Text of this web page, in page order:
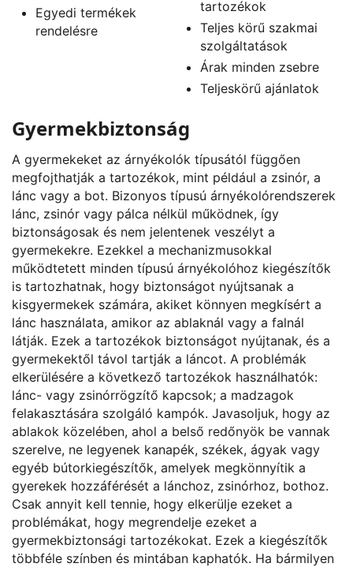
Egyedi termékek
rendelésre
tartozékok
Teljes körű szakmai
szolgáltatások
Árak minden zsebre
Teljeskörű ajánlatok
Gyermekbiztonság
A gyermekeket az árnyékolók típusától függően
megfojthatják a tartozékok, mint például a zsinór, a
lánc vagy a bot. Bizonyos típusú árnyékolórendszerek
lánc, zsinór vagy pálca nélkül működnek, így
biztonságosak és nem jelentenek veszélyt a
gyermekekre. Ezekkel a mechanizmusokkal
működtetett minden típusú árnyékolóhoz kiegészítők
is tartozhatnak, hogy biztonságot nyújtsanak a
kisgyermekek számára, akiket könnyen megkísért a
lánc használata, amikor az ablaknál vagy a falnál
látják. Ezek a tartozékok biztonságot nyújtanak, és a
gyermekektől távol tartják a láncot. A problémák
elkerülésére a következő tartozékok használhatók:
lánc- vagy zsinórrögzítő kapcsok; a madzagok
felakasztására szolgáló kampók. Javasoljuk, hogy az
ablakok közelében, ahol a belső redőnyök be vannak
szerelve, ne legyenek kanapék, székek, ágyak vagy
egyéb bútorkiegészítők, amelyek megkönnyítik a
gyerekek hozzáférését a lánchoz, zsinórhoz, bothoz.
Csak annyit kell tennie, hogy elkerülje ezeket a
problémákat, hogy megrendelje ezeket a
gyermekbiztonsági tartozékokat. Ezek a kiegészítők
többféle színben és mintában kaphatók. Ha bármilyen